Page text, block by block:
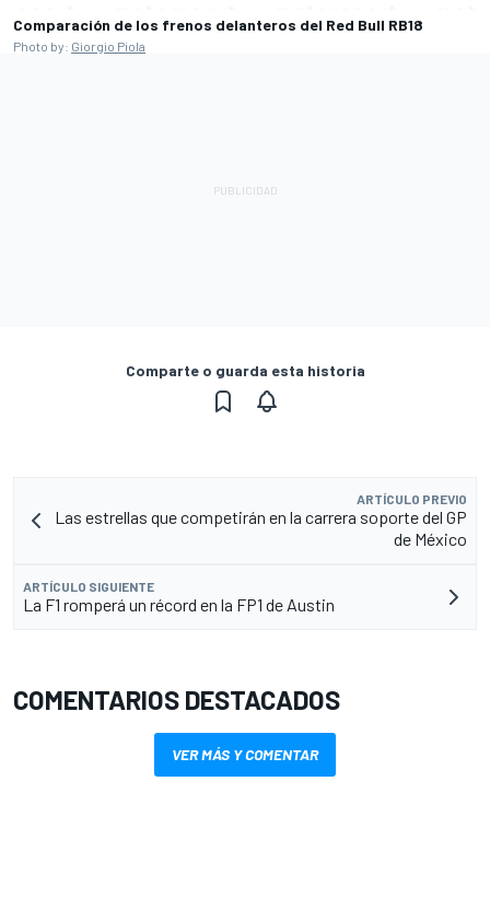
Comparación de los frenos delanteros del Red Bull RB18
Photo by: Giorgio Piola
Comparte o guarda esta historia
ARTÍCULO PREVIO
Las estrellas que competirán en la carrera soporte del GP
de México
ARTÍCULO SIGUIENTE
La F1 romperá un récord en la FP1 de Austin
COMENTARIOS DESTACADOS
VER MÁS Y COMENTAR